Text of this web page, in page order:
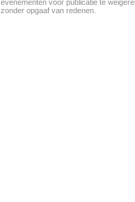
evenementen voor publicatie te
zonder opgaaf van redenen.